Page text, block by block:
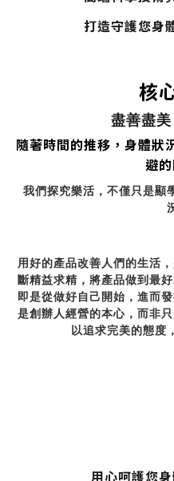
打造守護您身
核
盡善盡
隨著時間的推移，身體狀
避
我們探究樂活，不僅只是顯
用好的產品改善人們的生活
斷精益求精，將產品做到最
即是從做好自己開始，進而
是創辦人經營的本心，而非
以追求完美的態度
用心呵護您